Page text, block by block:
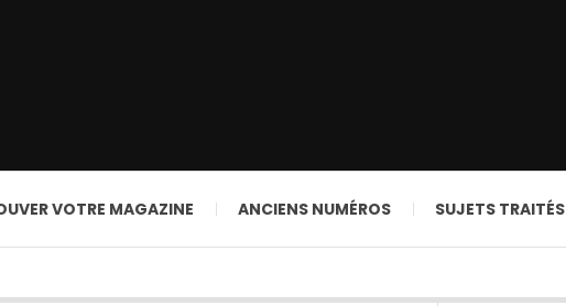
VOTRE MAGAZINE ANCIENS NUMÉROS SUJETS TRAITÉS